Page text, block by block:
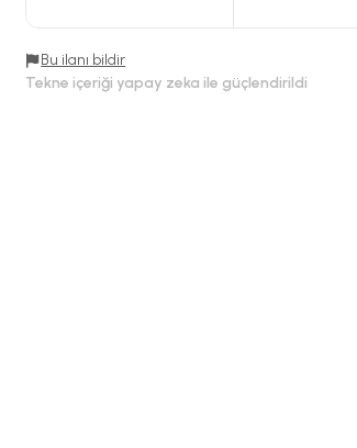
Bu ilanı bildir
Tekne içeriği yapay zeka ile güçlendirildi